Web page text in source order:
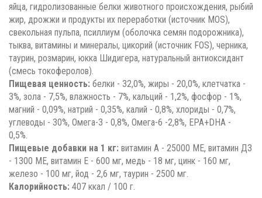
яйца, гидролизованные белки животного происхождения, рыбий
жир, дрожжи и продукты их переработки (источник MOS),
свекольная пульпа, псиллиум (оболочка семян подорожника),
тыква, витамины и минералы, цикорий (источник FOS), черника,
таурин, розмарин, юкка Шидигера, натуральный антиоксидант
(смесь токоферолов).
Пищевая ценность: белки - 32,0%, жиры - 20,0%, клетчатка -
3%, зола - 7,5%, влажность - 7%, кальций - 1,2%, фосфор - 1%,
магний - 0,09%, натрий - 0,35%, калий - 0,8%, хлориды - 0,7%,
углеводы - 30%, Омега-3 - 0,8%, Омега-6 -2,8%, EPA+DHA -
0,5%.
Пищевые добавки на 1 кг: витамин А - 25000 МЕ, витамин Д3
- 1300 МЕ, витамин Е - 600 мг, медь - 18 мг, цинк - 160 мг,
железо - 100 мг, йод - 2,6 мг, таурин - 2500 мг.
Калорийность: 407 ккал / 100 г.